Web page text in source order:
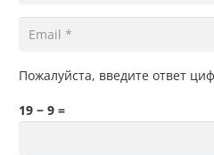
Пожалуйста, введите ответ
19 − 9 =